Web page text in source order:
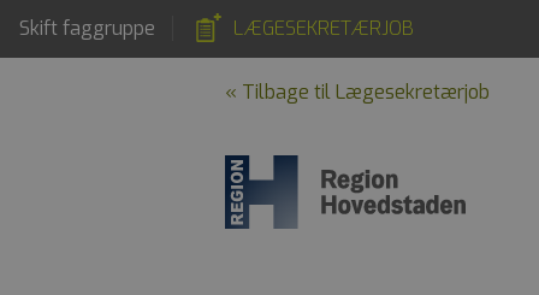
Skift faggruppe LÆGESEKRETÆRJOB
« Tilbage til Lægesekretærjob